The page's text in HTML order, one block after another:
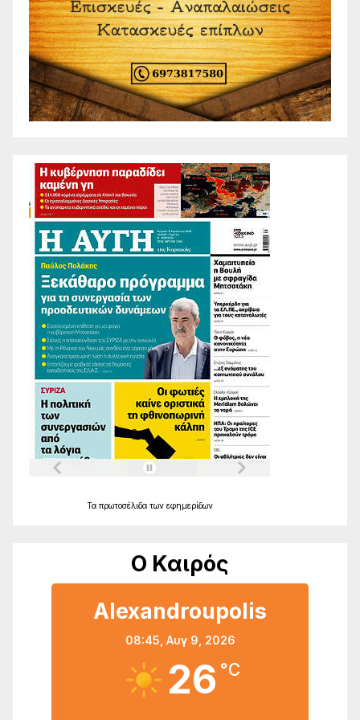
Τα πρωτοσέλιδα των εφημερίδων
Ο Καιρός
Alexandroupolis
08:45, Αυγ 9, 2026
26 °C